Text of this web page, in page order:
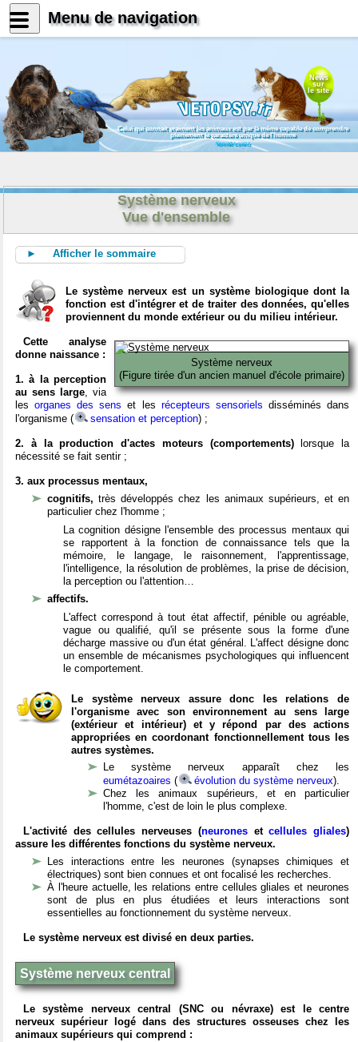
News
sur
le site
Celui qui connait vraiment les animaux est par là même capable de comprendre
pleinement le caractère unique de l'homme
Konrad Lorenz
Système nerveux
Vue d'ensemble
► Afficher le sommaire
Le système nerveux est un système biologique dont la
fonction est d'intégrer et de traiter des données, qu'elles
proviennent du monde extérieur ou du milieu intérieur.
Système nerveux
(Figure tirée d'un ancien manuel d'école primaire)
Cette analyse
donne naissance :
1. à la perception
au sens large, via
lesorganes des sens et les récepteurs sensoriels disséminés dans
l'organisme (
sensation et perception) ;
2. à la production d'actes moteurs (comportements)lorsque la
nécessité se fait sentir ;
3. aux processus mentaux,
cognitifs,très développés chez les animaux supérieurs, et en
particulier chez l'homme ;
La cognition désigne l'ensemble des processus mentaux qui
se rapportent à la fonction de connaissance tels que la
mémoire, le langage, le raisonnement, l'apprentissage,
l'intelligence, la résolution de problèmes, la prise de décision,
la perception ou l'attention…
affectifs.
L'affect correspond à tout état affectif, pénible ou agréable,
vague ou qualifié, qu'il se présente sous la forme d'une
décharge massive ou d'un état général. L'affect désigne donc
un ensemble de mécanismes psychologiques qui influencent
le comportement.
Le système nerveux assure donc les relations de
l'organisme avec son environnement au sens large
(extérieur et intérieur) et y répond par des actions
appropriées en coordonant fonctionnellement tous les
autres systèmes.
Le système nerveux apparaît chez les
eumétazoaires ( évolution du système nerveux).
Chez les animaux supérieurs, et en particulier
l'homme, c'est de loin le plus complexe.
L'activité des cellules nerveuses (neuronesetcellules gliales)
assure les différentes fonctions du système nerveux.
Les interactions entre les neurones (synapses chimiques et
électriques) sont bien connues et ont focalisé les recherches.
À l'heure actuelle, les relations entre cellules gliales et neurones
sont de plus en plus étudiées et leurs interactions sont
essentielles au fonctionnement du système nerveux.
Le système nerveux est divisé en deux parties.
Système nerveux central
Le système nerveux central (SNC ou névraxe) est le centre
nerveux supérieur logé dans des structures osseuses chez les
animaux supérieurs qui comprend :
Menu de navigation